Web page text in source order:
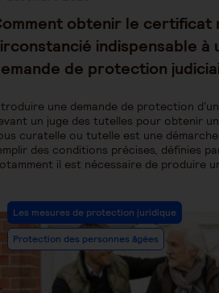
obtenir le certificat
indispensable à
de protection
une demande de protection
un juge des tutelles pour obtenir
curatelle ou tutelle est une
des conditions précises, définies
il est nécessaire de produire
Post
Category:
Les mesures de protection juridique
Protection des personnes âgées